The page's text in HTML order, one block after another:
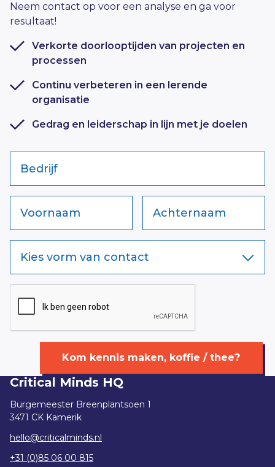
Neem contact op voor een analyse en ga voor
resultaat!
Verkorte doorlooptijden van projecten en
processen
Continu verbeteren in een lerende
organisatie
Gedrag en leiderschap in lijn met je doelen
Bedrijf
Voornaam Achternaam
Kies vorm van contact
Kom kennis maken, koffie / thee?
Critical Minds HQ
Burgemeester Breenplantsoen 1
3471 CK Kamerik
hello@criticalminds.nl
+31 (0)85 06 00 815